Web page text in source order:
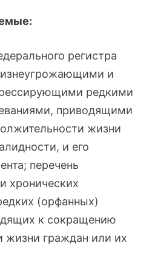
регистра
и
редкими
приводящими
жизни
и его
перечень
хронических
(орфанных)
к сокращению
жизни граждан или их